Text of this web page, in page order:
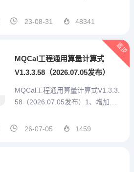
值工具。他是我本人结合手工算量
算量表格自己设计、重复项目便捷
输入、特殊标记、汇总统计、打印
或打印为pdf、造价预估...
23-08-31 48341
MQCal工程通用算量计算式
V1.3.3.58（2026.07.05发布）
MQCal工程通用算量计算式V1.3.3.
58（2026.07.05发布）1、增加技
通用算量计算式V1.3.3.56 2026.07.
26-07-05 1459
置顶